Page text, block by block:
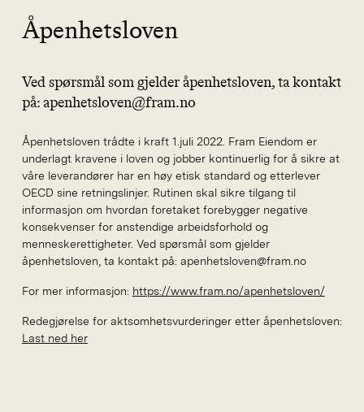
Åpenhetsloven
Ved spørsmål som gjelder åpenhetsloven, ta kontakt
på: apenhetsloven@fram.no
Åpenhetsloven trådte i kraft 1.juli 2022. Fram Eiendom er
underlagt kravene i loven og jobber kontinuerlig for å sikre at
våre leverandører har en høy etisk standard og etterlever
OECD sine retningslinjer. Rutinen skal sikre tilgang til
informasjon om hvordan foretaket forebygger negative
konsekvenser for anstendige arbeidsforhold og
menneskerettigheter. Ved spørsmål som gjelder
åpenhetsloven, ta kontakt på: apenhetsloven@fram.no
For mer informasjon: https://www.fram.no/apenhetsloven/
Redegjørelse for aktsomhetsvurderinger etter åpenhetsloven:
Last ned her